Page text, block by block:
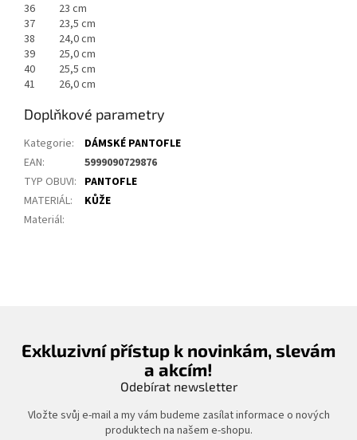
36
23 cm
37
23,5 cm
38
24,0 cm
39
25,0 cm
40
25,5 cm
41
26,0 cm
Doplňkové parametry
Kategorie:
DÁMSKÉ PANTOFLE
EAN:
5999090729876
TYP OBUVI: PANTOFLE
MATERIÁL:
KŮŽE
Materiál:
Exkluzivní přístup k novinkám, slevám
a akcím!
Odebírat newsletter
Vložte svůj e-mail a my vám budeme zasílat informace o nových
produktech na našem e-shopu.